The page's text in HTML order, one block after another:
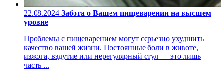
22.08.2024 Забота о Вашем пищеварении на высшем
уровне
Проблемы с пищеварением могут серьезно ухудшить
качество вашей жизни. Постоянные боли в животе,
изжога, вздутие или нерегулярный стул — это лишь
часть ...